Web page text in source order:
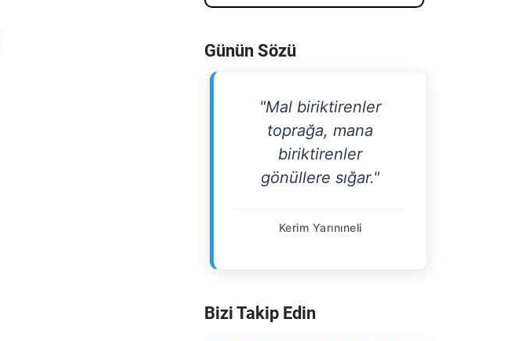
Günün Sözü
"Mal biriktirenler
toprağa, mana
biriktirenler
gönüllere sığar."
Kerim Yarınıneli
Bizi Takip Edin